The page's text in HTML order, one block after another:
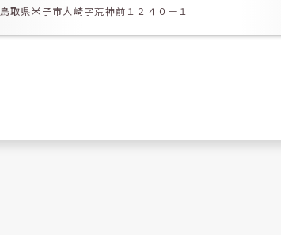
鳥取県米子市大崎字荒神前１２４０－１